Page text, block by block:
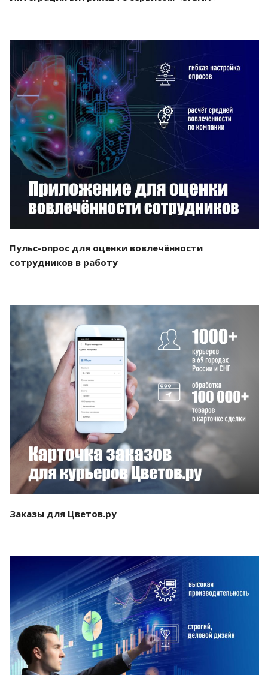
Смотреть проект
Пульс-опрос для оценки вовлечённости
сотрудников в работу
Смотреть проект
Заказы для Цветов.ру
Смотреть проект